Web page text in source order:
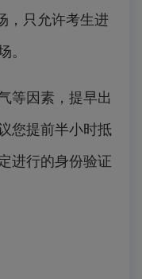
，只允许考生进
。
等因素，提早出
您提前半小时抵
进行的身份验证